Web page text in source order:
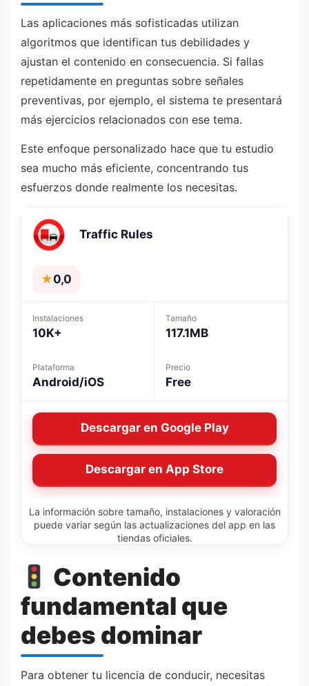
Las aplicaciones más sofisticadas utilizan
algoritmos que identifican tus debilidades y
ajustan el contenido en consecuencia. Si fallas
repetidamente en preguntas sobre señales
preventivas, por ejemplo, el sistema te presentará
más ejercicios relacionados con ese tema.
Este enfoque personalizado hace que tu estudio
sea mucho más eficiente, concentrando tus
esfuerzos donde realmente los necesitas.
Traffic Rules
★0,0
Instalaciones
10K+
Tamaño
117.1MB
Plataforma
Android/iOS
Precio
Free
Descargar en Google Play
Descargar en App Store
La información sobre tamaño, instalaciones y valoración
puede variar según las actualizaciones del app en las
tiendas oficiales.
Contenido
fundamental que
debes dominar
Para obtener tu licencia de conducir, necesitas